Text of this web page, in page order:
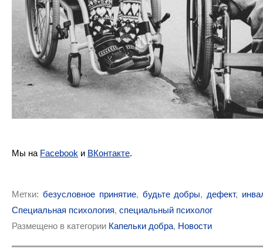
Мы на Facebook и ВКонтакте.
Метки: безусловное принятие, будьте добры, дефект,
Специальная психология, специальный психолог
Размещено в категории Капельки добра, Новости